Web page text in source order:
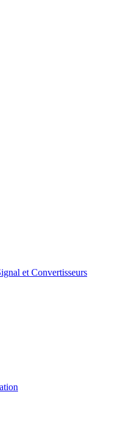
et Convertisseurs